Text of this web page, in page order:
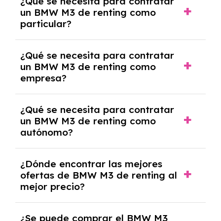
pero puede haber penalizaciones por
cancelación anticipada. Es importante revisar
las condiciones del contrato y hablar con un
experto que te asesore.
un BMW M3 de renting como
particular?
y, en algunos casos, una consulta de solvencia
crediticia y un pago inicial.
¿Qué se necesita para contratar
un BMW M3 de renting como
empresa?
documentación financiera y, en algunos
casos, un informe de solvencia de la empresa
y un pago inicial.
¿Qué se necesita para contratar
un BMW M3 de renting como
autónomo?
autónomos, justificante de ingresos y, en
algunos casos, un informe fiscal y un pago
inicial.
¿Dónde encontrar las mejores
ofertas de BMW M3 de renting al
mejor precio?
¿Se puede comprar el BMW M3